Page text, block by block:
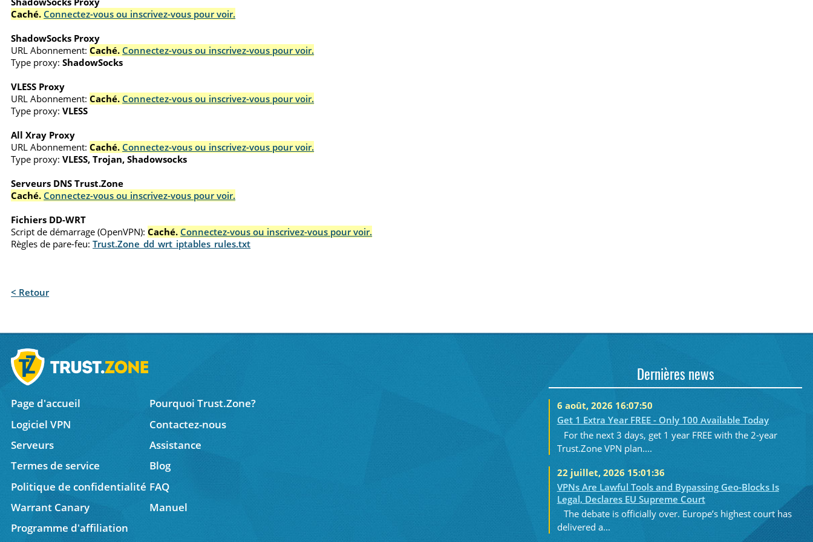
Caché. Connectez-vous ou inscrivez-vous pour voir.
ShadowSocks Proxy
URL Abonnement: Caché. Connectez-vous ou inscrivez-vous pour voir.
Type proxy: ShadowSocks
VLESS Proxy
URL Abonnement: Caché. Connectez-vous ou inscrivez-vous pour voir.
Type proxy: VLESS
All Xray Proxy
URL Abonnement: Caché. Connectez-vous ou inscrivez-vous pour voir.
Type proxy: VLESS, Trojan, Shadowsocks
Serveurs DNS Trust.Zone
Caché. Connectez-vous ou inscrivez-vous pour voir.
Fichiers DD-WRT
Script de démarrage (OpenVPN): Caché. Connectez-vous ou inscrivez-vous pour voir.
Règles de pare-feu: Trust.Zone_dd_wrt_iptables_rules.txt
< Retour
Page d'accueil
Pourquoi Trust.Zone?
Logiciel VPN
Contactez-nous
Serveurs
Assistance
Termes de service
Blog
Politique de confidentialité FAQ
Warrant Canary
Manuel
Programme d'affiliation
Dernières news
6 août, 2026 16:07:50
Get 1 Extra Year FREE - Only 100 Available Today
For the next 3 days, get 1 year FREE with the 2-year
Trust.Zone VPN plan....
22 juillet, 2026 15:01:36
VPNs Are Lawful Tools and Bypassing Geo-Blocks Is
Legal, Declares EU Supreme Court
The debate is officially over. Europe’s highest court has
delivered a...